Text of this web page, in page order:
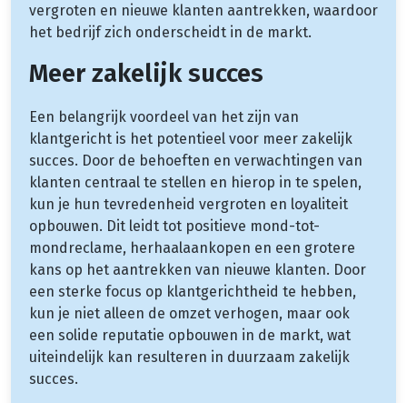
vergroten en nieuwe klanten aantrekken, waardoor
het bedrijf zich onderscheidt in de markt.
Meer zakelijk succes
Een belangrijk voordeel van het zijn van
klantgericht is het potentieel voor meer zakelijk
succes. Door de behoeften en verwachtingen van
klanten centraal te stellen en hierop in te spelen,
kun je hun tevredenheid vergroten en loyaliteit
opbouwen. Dit leidt tot positieve mond-tot-
mondreclame, herhaalaankopen en een grotere
kans op het aantrekken van nieuwe klanten. Door
een sterke focus op klantgerichtheid te hebben,
kun je niet alleen de omzet verhogen, maar ook
een solide reputatie opbouwen in de markt, wat
uiteindelijk kan resulteren in duurzaam zakelijk
succes.